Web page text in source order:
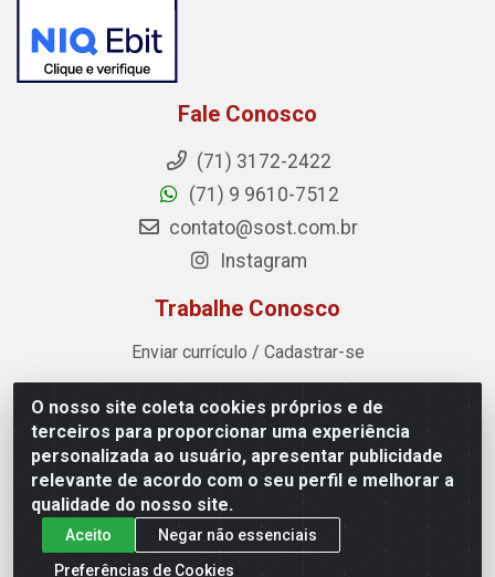
O nosso site coleta cookies próprios e de
terceiros para proporcionar uma experiência
personalizada ao usuário, apresentar publicidade
relevante de acordo com o seu perfil e melhorar a
qualidade do nosso site.
Aceito
Negar não essenciais
Preferências de Cookies
Fale Conosco
(71) 3172-2422
(71) 9 9610-7512
contato@sost.com.br
Instagram
Trabalhe Conosco
Enviar currículo / Cadastrar-se
Sost Distribuidora - Rua Cândido Rissut, 254 - Recreio
Ipitanga, Lauro de Freitas/BA - CEP 42.700-590 - CNPJ
07.041.307/0001-80